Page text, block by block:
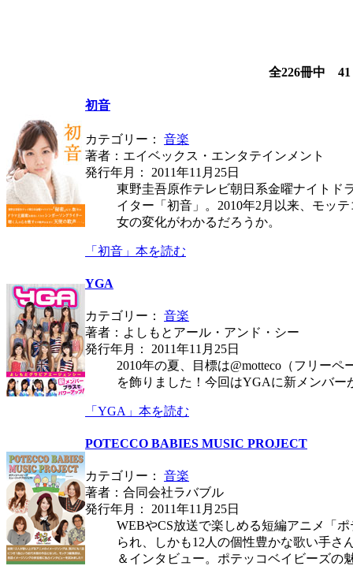
全226冊中 41
初音
カテゴリー： 音楽
著者：エイベックス・エンタテインメント
発行年月： 2011年11月25日
東野圭吾原作テレビ朝日系金曜ナイトド
イター「初音」。2010年2月以来、モッ
女の変化がわかるだろうか。
「初音」本を読む
YGA
カテゴリー： 音楽
著者：よしもとアール・アンド・シー
発行年月： 2011年11月25日
2010年の夏、目標は@motteco（フリー
を飾りました！今回はYGAに新メンバ
「YGA」本を読む
POTECCO BABIES MUSIC PROJECT
カテゴリー： 音楽
著者：合同会社ラバブル
発行年月： 2011年11月25日
WEBやCS放送で楽しめる短編アニメ「
られ、しかも12人の個性豊かな歌い手さ
＆インタビュー。ポテッコベイビーズの